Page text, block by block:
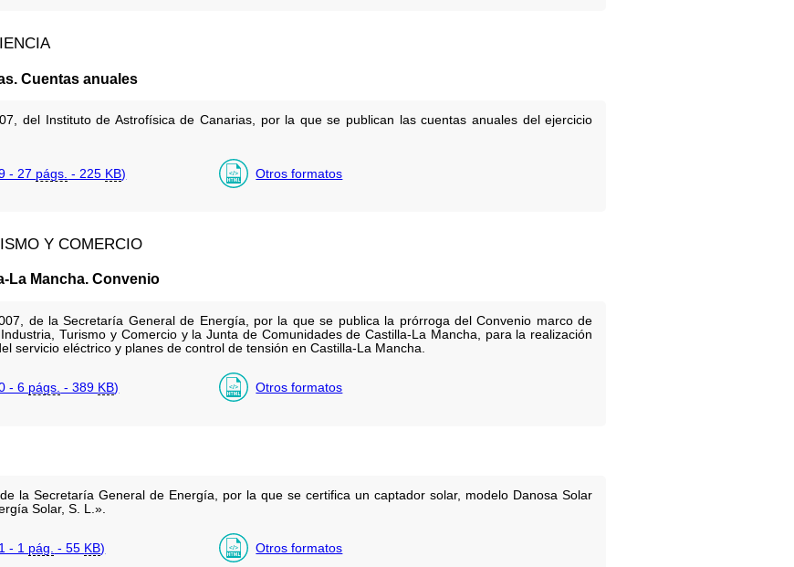
Cuentas anuales
del Instituto de Astrofísica de Canarias, por la que se publican las cuentas anuales del ejercicio
- 27 págs. - 225 KB) Otros formatos
Y COMERCIO
La Mancha. Convenio
de la Secretaría General de Energía, por la que se publica la prórroga del Convenio marco de
Turismo y Comercio y la Junta de Comunidades de Castilla-La Mancha, para la realización
servicio eléctrico y planes de control de tensión en Castilla-La Mancha.
- 6 págs. - 389 KB) Otros formatos
la Secretaría General de Energía, por la que se certifica un captador solar, modelo Danosa Solar
Solar, S. L.».
- 1 pág. - 55 KB) Otros formatos